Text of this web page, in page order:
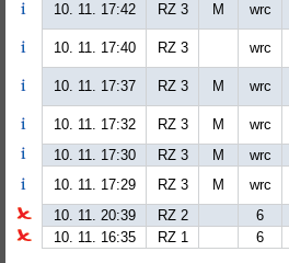
10. 11. 17:42
RZ 3 M wrc
10. 11. 17:40
RZ 3 wrc
10. 11. 17:37
RZ 3 M wrc
10. 11. 17:32
RZ 3 M wrc
10. 11. 17:30
RZ 3 M wrc
10. 11. 17:29
RZ 3 M wrc
10. 11. 20:39
RZ 2 6
10. 11. 16:35
RZ 1 6